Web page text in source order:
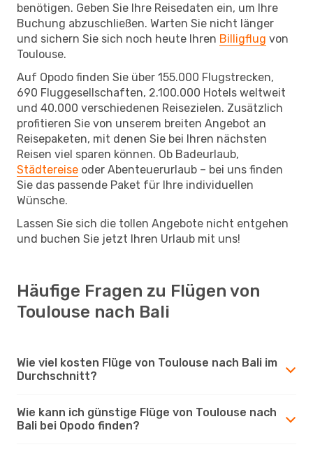
benötigen. Geben Sie Ihre Reisedaten ein, um Ihre
Buchung abzuschließen. Warten Sie nicht länger
und sichern Sie sich noch heute Ihren Billigflug von
Toulouse.
Auf Opodo finden Sie über 155.000 Flugstrecken,
690 Fluggesellschaften, 2.100.000 Hotels weltweit
und 40.000 verschiedenen Reisezielen. Zusätzlich
profitieren Sie von unserem breiten Angebot an
Reisepaketen, mit denen Sie bei Ihren nächsten
Reisen viel sparen können. Ob Badeurlaub,
Städtereise oder Abenteuerurlaub – bei uns finden
Sie das passende Paket für Ihre individuellen
Wünsche.
Lassen Sie sich die tollen Angebote nicht entgehen
und buchen Sie jetzt Ihren Urlaub mit uns!
Häufige Fragen zu Flügen von
Toulouse nach Bali
Wie viel kosten Flüge von Toulouse nach Bali im
Durchschnitt?
Wie kann ich günstige Flüge von Toulouse nach
Bali bei Opodo finden?